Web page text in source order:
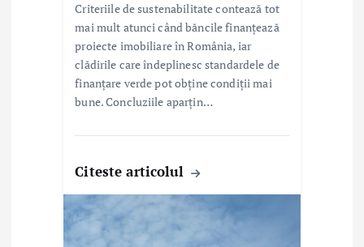
Criteriile de sustenabilitate contează tot
mai mult atunci când băncile finanțează
proiecte imobiliare în România, iar
clădirile care îndeplinesc standardele de
finanțare verde pot obține condiții mai
bune. Concluziile aparțin…
Citeste articolul